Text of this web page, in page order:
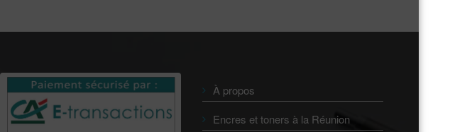
À propos
Encres et toners à la Réunion